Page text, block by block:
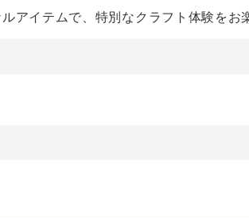
アイテムで、特別なクラフト体験をお